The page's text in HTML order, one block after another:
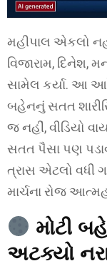
મહીપાલ એકલો
વિજારામ,
સામેલ કર્યા. આ
બહેનનું સતત
જ નહીં, વીડિયો
સતત પૈસા પણ
ત્રાસ એટલો વધી
માર્ચના રોજ
મોટી
અટક્યો